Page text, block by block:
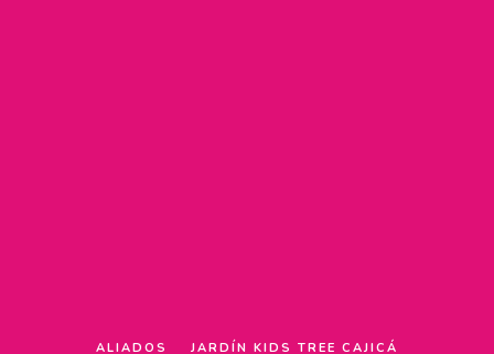
ALIADOS JARDÍN KIDS TREE CAJICÁ